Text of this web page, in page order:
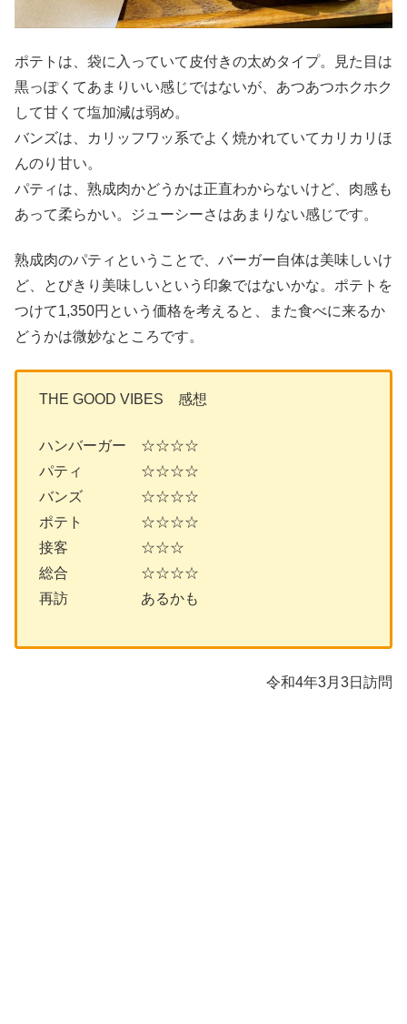
ポテトは、袋に入っていて皮付きの太めタイプ。見た目は
黒っぽくてあまりいい感じではないが、あつあつホクホク
して甘くて塩加減は弱め。
バンズは、カリッフワッ系でよく焼かれていてカリカリほ
んのり甘い。
パティは、熟成肉かどうかは正直わからないけど、肉感も
あって柔らかい。ジューシーさはあまりない感じです。
熟成肉のパティということで、バーガー自体は美味しいけ
ど、とびきり美味しいという印象ではないかな。ポテトを
つけて1,350円という価格を考えると、また食べに来るか
どうかは微妙なところです。
THE GOOD VIBES 感想
ハンバーガー ☆☆☆☆
パティ ☆☆☆☆
バンズ ☆☆☆☆
ポテト ☆☆☆☆
接客 ☆☆☆
総合 ☆☆☆☆
再訪 あるかも
令和4年3月3日訪問